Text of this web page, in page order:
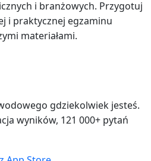
i branżowych. Przygotuj
i praktycznej egzaminu
materiałami.
gdziekolwiek jesteś.
wyników, 121 000+ pytań